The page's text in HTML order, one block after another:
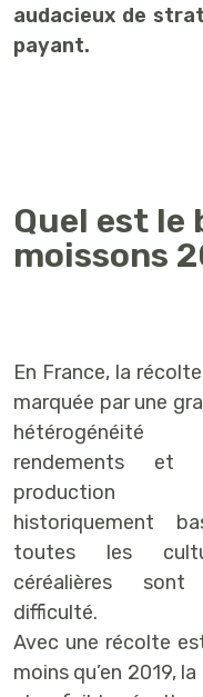
audacieux de
payant.
Quel est le
moissons
En France, la
marquée par une
hétérogénéité
rendements et
production
historiquement
toutes les
céréalières
difficulté.
Avec une récolte
moins qu’en 2019,